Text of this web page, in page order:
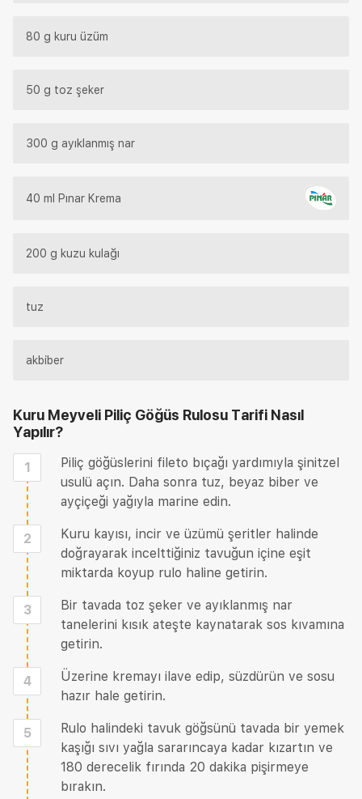
80 g kuru üzüm
50 g toz şeker
300 g ayıklanmış nar
40 ml Pınar Krema
200 g kuzu kulağı
tuz
akbiber
Kuru Meyveli Piliç Göğüs Rulosu Tarifi Nasıl
Yapılır?
1
Piliç göğüslerini fileto bıçağı yardımıyla şinitzel
usulü açın. Daha sonra tuz, beyaz biber ve
ayçiçeği yağıyla marine edin.
2
Kuru kayısı, incir ve üzümü şeritler halinde
doğrayarak incelttiğiniz tavuğun içine eşit
miktarda koyup rulo haline getirin.
3
Bir tavada toz şeker ve ayıklanmış nar
tanelerini kısık ateşte kaynatarak sos kıvamına
getirin.
4
Üzerine kremayı ilave edip, süzdürün ve sosu
hazır hale getirin.
5
Rulo halindeki tavuk göğsünü tavada bir yemek
kaşığı sıvı yağla sararıncaya kadar kızartın ve
180 derecelik fırında 20 dakika pişirmeye
bırakın.